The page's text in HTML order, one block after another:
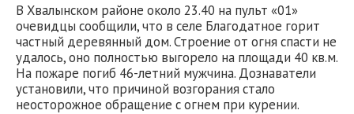
В Хвалынском районе около 23.40 на пульт «01»
очевидцы сообщили, что в селе Благодатное горит
частный деревянный дом. Строение от огня спасти не
удалось, оно полностью выгорело на площади 40 кв.м.
На пожаре погиб 46-летний мужчина. Дознаватели
установили, что причиной возгорания стало
неосторожное обращение с огнем при курении.